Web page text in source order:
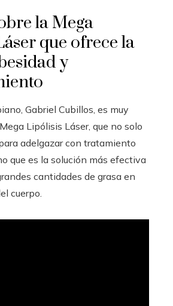
la Mega
que ofrece la
y
Gabriel Cubillos, es muy
Lipólisis Láser, que no solo
adelgazar con tratamiento
que es la solución más efectiva
cantidades de grasa en
cuerpo.